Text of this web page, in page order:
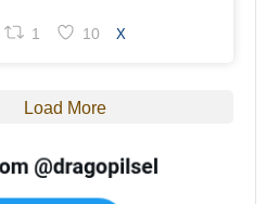
1 10 X
Load More